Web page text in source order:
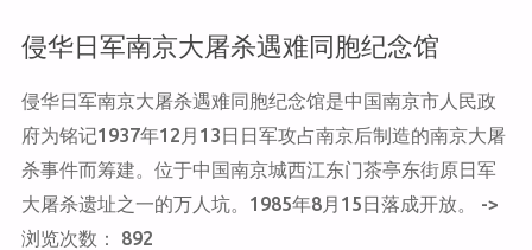
台
烈
士
陵
侵华日军南京大屠杀遇难同胞纪念馆
侵华日军南京大屠杀遇难同胞纪念馆是中国南京市人民政
府为铭记1937年12月13日日军攻占南京后制造的南京大屠
杀事件而筹建。位于中国南京城西江东门茶亭东街原日军
大屠杀遗址之一的万人坑。1985年8月15日落成开放。 ->
浏览次数： 892